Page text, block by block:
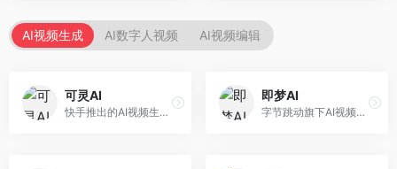
AI视频生成 AI数字人视频 AI视频编辑
可灵AI
快手推出的AI视频生成平台，支持文生视频和图生视频，可生成长达2分钟的高质量视频内容。面向短视频创作者和营销人员，操作简便，生成效果逼真，适合商业推广和创意表达。
即梦AI
字节跳动旗下AI视频创作平台，支持多模态内容生成。面向内容创作者和营销人员，提供文生视频、图生视频、智能剪辑等功能，中文理解能力强，创作效率高。